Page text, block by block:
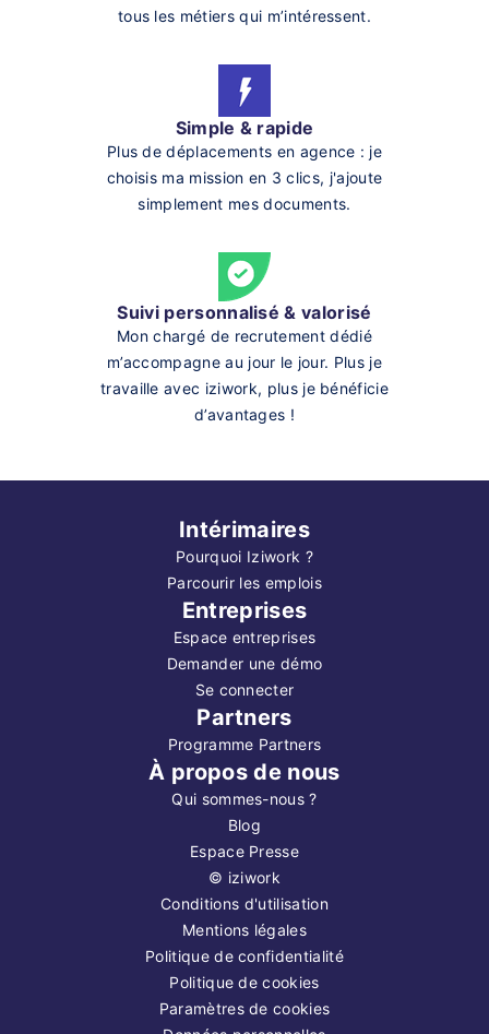
tous les métiers qui m’intéressent.
Simple & rapide
Plus de déplacements en agence : je
choisis ma mission en 3 clics, j'ajoute
simplement mes documents.
Suivi personnalisé & valorisé
Mon chargé de recrutement dédié
m’accompagne au jour le jour. Plus je
travaille avec iziwork, plus je bénéficie
d’avantages !
Intérimaires
Pourquoi Iziwork ?
Parcourir les emplois
Entreprises
Espace entreprises
Demander une démo
Se connecter
Partners
Programme Partners
À propos de nous
Qui sommes-nous ?
Blog
Espace Presse
© iziwork
Conditions d'utilisation
Mentions légales
Politique de confidentialité
Politique de cookies
Paramètres de cookies